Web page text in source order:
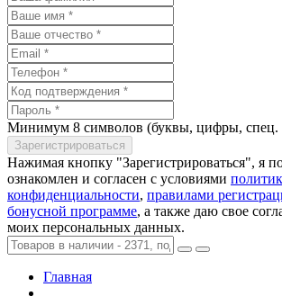
Минимум 8 символов (буквы, цифры, спец.
Нажимая кнопку "Зарегистрироваться", я
ознакомлен и согласен с условиями
конфиденциальности, правилами
бонусной программе, а также даю свое
моих персональных данных.
Главная